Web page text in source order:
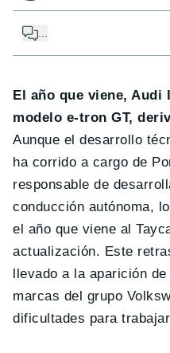
...
El año que viene, Audi
modelo e-tron GT,
Aunque el desarrollo
ha corrido a cargo de
responsable de
conducción autónoma,
el año que viene al
actualización. Este
llevado a la aparición
marcas del grupo
dificultades para